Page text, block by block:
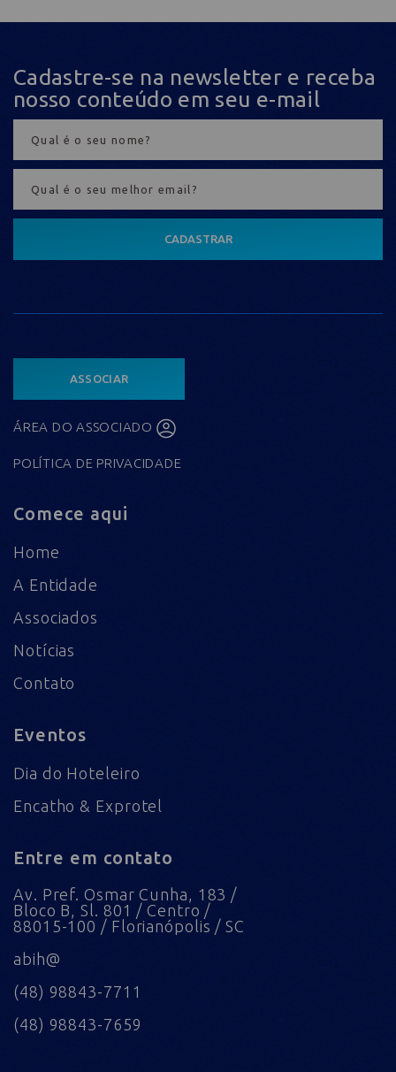
Cadastre-se na newsletter e receba
nosso conteúdo em seu e-mail
CADASTRAR
ASSOCIAR
ÁREA DO ASSOCIADO
POLÍTICA DE PRIVACIDADE
Comece aqui
Home
A Entidade
Associados
Notícias
Contato
Eventos
Dia do Hoteleiro
Encatho & Exprotel
Entre em contato
Av. Pref. Osmar Cunha, 183 /
Bloco B, Sl. 801 / Centro /
88015-100 / Florianópolis / SC
abih@
(48) 98843-7711
(48) 98843-7659